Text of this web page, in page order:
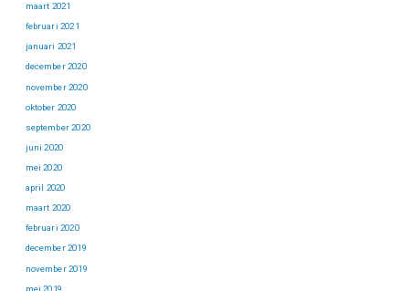
maart 2021
februari 2021
januari 2021
december 2020
november 2020
oktober 2020
september 2020
juni 2020
mei 2020
april 2020
maart 2020
februari 2020
december 2019
november 2019
mei 2019